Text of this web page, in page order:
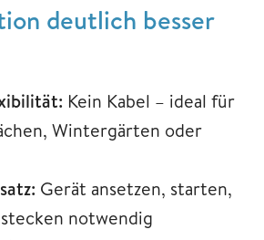
deutlich besser
Kein Kabel – ideal für
Wintergärten oder
Gerät ansetzen, starten,
notwendig